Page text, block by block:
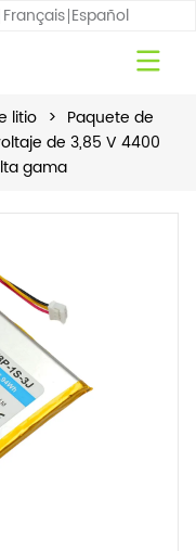
Français Español
litio > Paquete de
de 3,85 V 4400
gama